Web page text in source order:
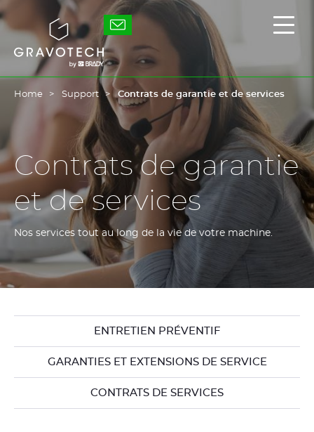
to
main
Gravotech
Home Support Contrats de garantie et de services
Contrats de garantie
et de services
Nos services tout au long de la vie de votre machine.
ENTRETIEN PRÉVENTIF
GARANTIES ET EXTENSIONS DE SERVICE
CONTRATS DE SERVICES